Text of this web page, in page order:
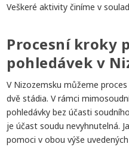
Veškeré aktivity činíme v
Procesní kroky
pohledávek v
V Nizozemsku můžeme
dvě stádia. V rámci
pohledávky bez účasti
je účast soudu nevyhnutelná.
pomoci v obou výše